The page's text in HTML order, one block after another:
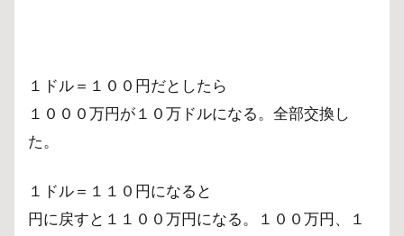
１ドル＝１００円だとしたら
１０００万円が１０万ドルになる。全部交換し
た。
１ドル＝１１０円になると
円に戻すと１１００万円になる。１００万円、１